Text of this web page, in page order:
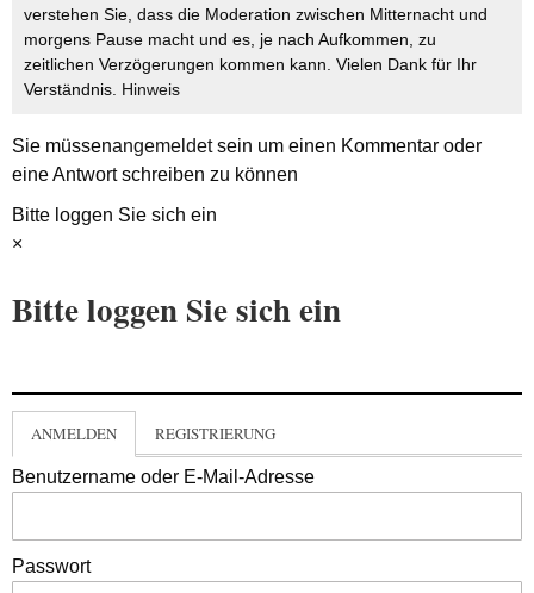
verstehen Sie, dass die Moderation zwischen Mitternacht und
morgens Pause macht und es, je nach Aufkommen, zu
zeitlichen Verzögerungen kommen kann. Vielen Dank für Ihr
Verständnis. Hinweis
Sie müssenangemeldetsein um einen Kommentar oder
eine Antwort schreiben zu können
Bitte loggen Sie sich ein
×
Bitte loggen Sie sich ein
ANMELDEN REGISTRIERUNG
Benutzername oder E-Mail-Adresse
Passwort